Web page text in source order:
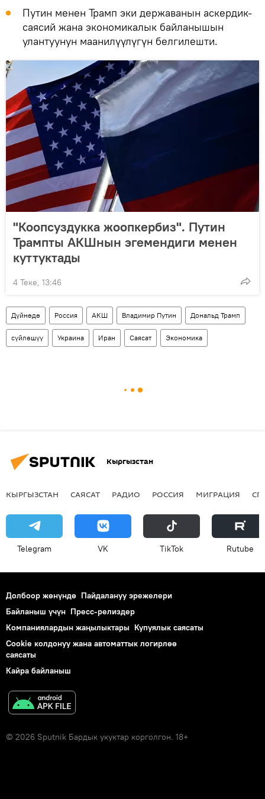
Путин менен Трамп эки державанын аскердик-
саясий жана экономикалык байланышын
улантуунун маанилүүлүгүн белгилешти.
"Коопсуздукка жоопкербиз". Путин
Трампты АКШнын эгемендиги менен
куттуктады
4 Теке, 13:46
Дүйнөдө Россия АКШ Владимир Путин Дональд Трамп
сүйлөшүү Украина Иран Саясат Экономика
Кыргызстан
КЫРГЫЗСТАН САЯСАТ РАДИО РОССИЯ МИГРАЦИЯ
Telegram VK ТikТоk Rutube
Долбоор жөнүндө Пайдалануу эрежелери
Байланыш үчүн Пресс-релиздер
Компаниялардын жаңылыктары Купуялык саясаты
Cookie колдонуу жана автоматтык логирлөө
саясаты
Кайра байланыш
© 2026 Sputnik Бардык укуктар корголгон. 18+